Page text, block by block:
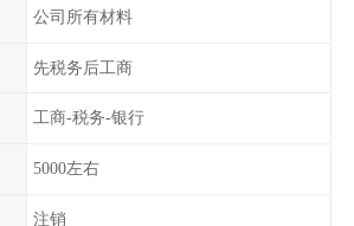
公司所有材料
先税务后工商
工商-税务-银行
5000左右
注销